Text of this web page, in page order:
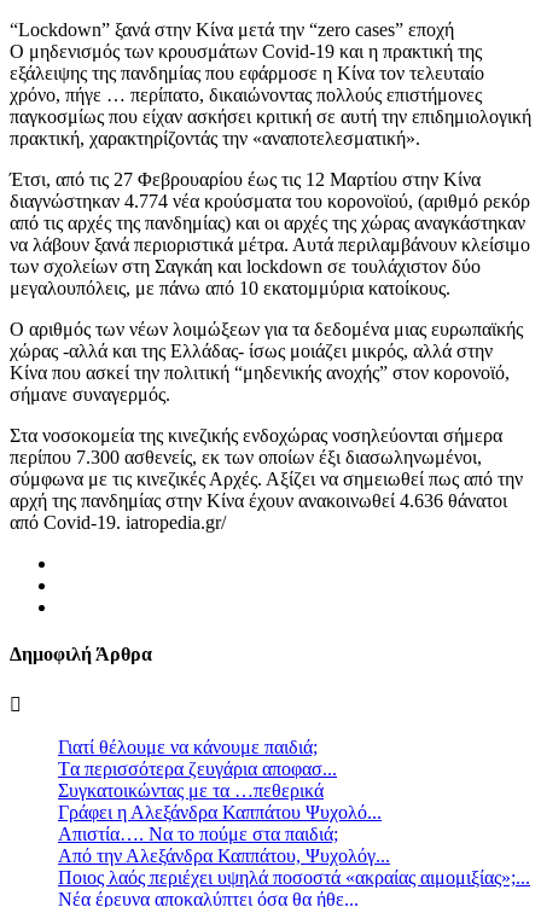
“Lockdown” ξανά στην Κίνα μετά την “zero cases” εποχή
Ο μηδενισμός των κρουσμάτων Covid-19 και η πρακτική της
εξάλειψης της πανδημίας που εφάρμοσε η Κίνα τον τελευταίο
χρόνο, πήγε … περίπατο, δικαιώνοντας πολλούς επιστήμονες
παγκοσμίως που είχαν ασκήσει κριτική σε αυτή την επιδημιολογική
πρακτική, χαρακτηρίζοντάς την «αναποτελεσματική».
Έτσι, από τις 27 Φεβρουαρίου έως τις 12 Μαρτίου στην Κίνα
διαγνώστηκαν 4.774 νέα κρούσματα του κορονοϊού, (αριθμό ρεκόρ
από τις αρχές της πανδημίας) και οι αρχές της χώρας αναγκάστηκαν
να λάβουν ξανά περιοριστικά μέτρα. Αυτά περιλαμβάνουν κλείσιμο
των σχολείων στη Σαγκάη και lockdown σε τουλάχιστον δύο
μεγαλουπόλεις, με πάνω από 10 εκατομμύρια κατοίκους.
Ο αριθμός των νέων λοιμώξεων για τα δεδομένα μιας ευρωπαϊκής
χώρας -αλλά και της Ελλάδας- ίσως μοιάζει μικρός, αλλά στην
Κίνα που ασκεί την πολιτική “μηδενικής ανοχής” στον κορονοϊό,
σήμανε συναγερμός.
Στα νοσοκομεία της κινεζικής ενδοχώρας νοσηλεύονται σήμερα
περίπου 7.300 ασθενείς, εκ των οποίων έξι διασωληνωμένοι,
σύμφωνα με τις κινεζικές Αρχές. Αξίζει να σημειωθεί πως από την
αρχή της πανδημίας στην Κίνα έχουν ανακοινωθεί 4.636 θάνατοι
από Covid-19. iatropedia.gr/
Δημοφιλή Άρθρα
Γιατί θέλουμε να κάνουμε παιδιά;
Tα περισσότερα ζευγάρια αποφασ...
Συγκατοικώντας με τα …πεθερικά
Γράφει η Αλεξάνδρα Καππάτου Ψυχολό...
Απιστία…. Να το πούμε στα παιδιά;
Από την Αλεξάνδρα Καππάτου, Ψυχολόγ...
Ποιος λαός περιέχει υψηλά ποσοστά «ακραίας αιμομιξίας»;...
Νέα έρευνα αποκαλύπτει όσα θα ήθε...